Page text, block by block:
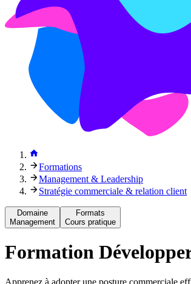
Formations
Management & Leadership
Stratégie commerciale & relation client
Domaine
Management
Formats
Cours pratique
Formation
Apprenez à adopter une posture commerciale